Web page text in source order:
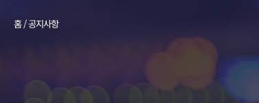
홈 / 공지사항